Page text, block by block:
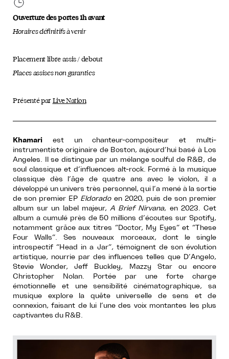
Khamari est un chanteur-compositeur et multi-
instrumentiste originaire de Boston, aujourd’hui basé à Los
Angeles. Il se distingue par un mélange soulful de R&B, de
soul classique et d’influences alt-rock. Formé à la musique
classique dès l’âge de quatre ans avec le violon, il a
développé un univers très personnel, qui l’a mené à la sortie
de son premier EP Eldoradoen 2020, puis de son premier
album sur un label majeur, A Brief Nirvana, en 2023. Cet
album a cumulé près de 50 millions d’écoutes sur Spotify,
notamment grâce aux titres “Doctor, My Eyes” et “These
Four Walls”. Ses nouveaux morceaux, dont le single
introspectif “Head in a Jar”, témoignent de son évolution
artistique, nourrie par des influences telles que D’Angelo,
Stevie Wonder, Jeff Buckley, Mazzy Star ou encore
Christopher Nolan. Portée par une forte charge
émotionnelle et une sensibilité cinématographique, sa
musique explore la quête universelle de sens et de
connexion, faisant de lui l’une des voix montantes les plus
captivantes du R&B.
Ouverture des portes 1h avant
Horaires définitifs à venir
Placement libre assis / debout
Places assises non garanties
Présenté par Live Nation